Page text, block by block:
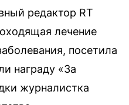
редактор RT
лечение
посетила
награду «За
журналистка